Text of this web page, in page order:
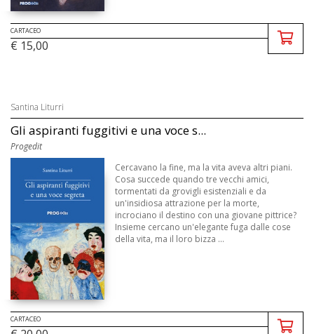
CARTACEO
€ 15,00
Santina Liturri
Gli aspiranti fuggitivi e una voce s...
Progedit
Cercavano la fine, ma la vita aveva altri piani.
Cosa succede quando tre vecchi amici,
tormentati da grovigli esistenziali e da
un'insidiosa attrazione per la morte,
incrociano il destino con una giovane pittrice?
Insieme cercano un'elegante fuga dalle cose
della vita, ma il loro bizza ...
CARTACEO